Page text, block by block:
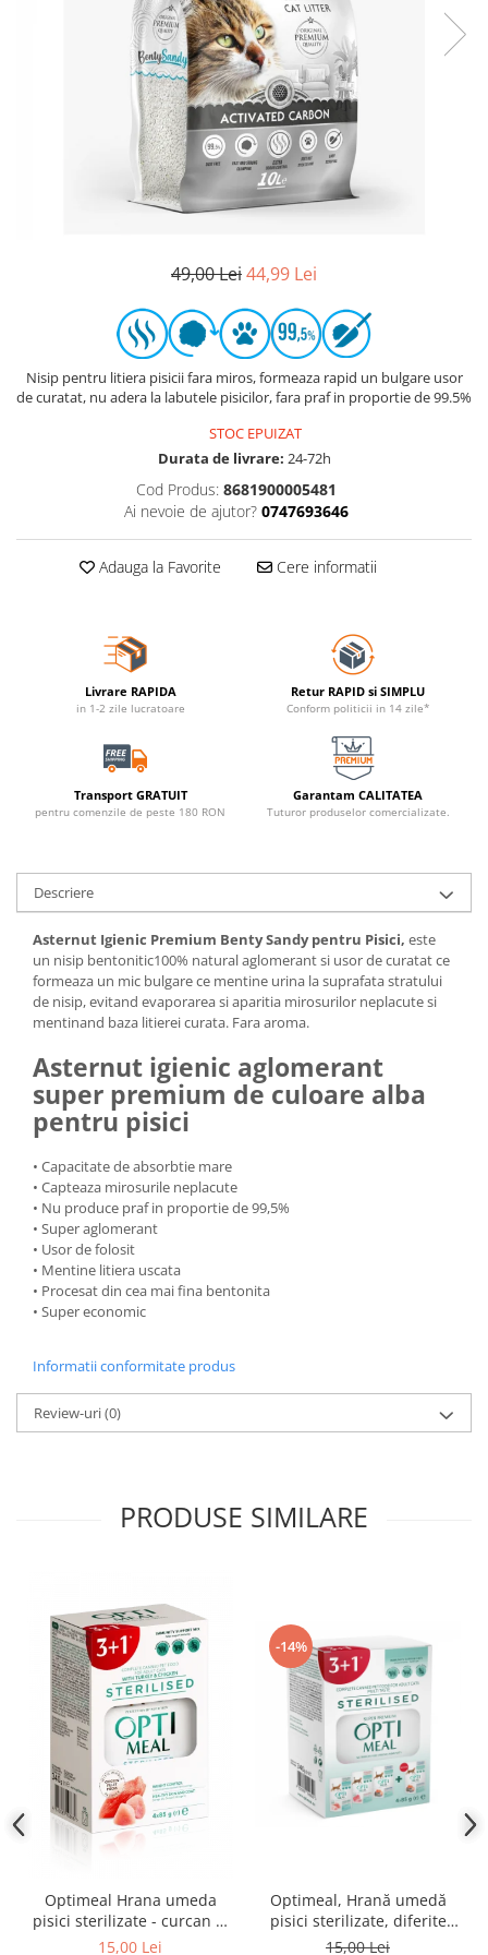
49,00 Lei44,99 Lei
Nisip pentru litiera pisicii fara miros, formeaza rapid un bulgare usor
de curatat, nu adera la labutele pisicilor, fara praf in proportie de 99.5%
STOC EPUIZAT
Durata de livrare: 24-72h
Cod Produs: 8681900005481
Ai nevoie de ajutor? 0747693646
Adauga la Favorite Cere informatii
Livrare RAPIDA
in 1-2 zile lucratoare
Retur RAPID si SIMPLU
Conform politicii in 14 zile*
Transport GRATUIT
pentru comenzile de peste 180 RON
Garantam CALITATEA
Tuturor produselor comercializate.
Descriere
Asternut Igienic Premium Benty Sandy pentru Pisici, este
un nisip bentonitic100% natural aglomerant si usor de curatat ce
formeaza un mic bulgare ce mentine urina la suprafata stratului
de nisip, evitand evaporarea si aparitia mirosurilor neplacute si
mentinand baza litierei curata. Fara aroma.
Asternut igienic aglomerant
super premium de culoare alba
pentru pisici
• Capacitate de absorbtie mare
• Capteaza mirosurile neplacute
• Nu produce praf in proportie de 99,5%
• Super aglomerant
• Usor de folosit
• Mentine litiera uscata
• Procesat din cea mai fina bentonita
• Super economic
Informatii conformitate produs
Review-uri(0)
PRODUSE SIMILARE
Optimeal Hrana umeda
pisici sterilizate - curcan si
pui in sos, set 3+1,
15,00 Lei
-14%
Optimeal, Hrană umedă
pisici sterilizate, diferite
arome, (3+1), 0.34kg
15,00 Lei